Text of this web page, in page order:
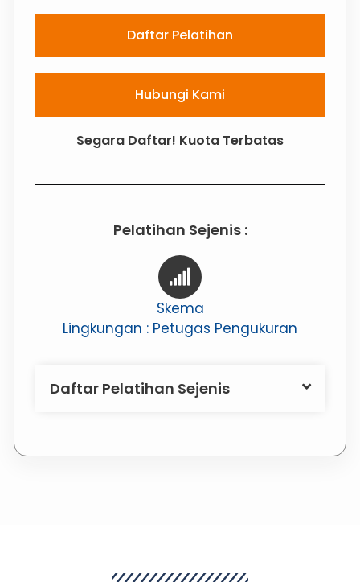
Daftar Pelatihan
Hubungi Kami
Segara Daftar! Kuota Terbatas
Pelatihan Sejenis :
Skema
Lingkungan : Petugas Pengukuran
Daftar Pelatihan Sejenis